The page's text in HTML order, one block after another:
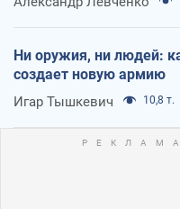
Ни оружия, ни людей:
создает новую армию
Игар Тышкевич 10,8 т.